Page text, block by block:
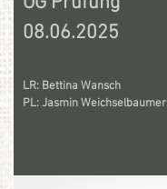
08.06.2025
LR: Bettina Wansch
PL: Jasmin Weichselbaumer